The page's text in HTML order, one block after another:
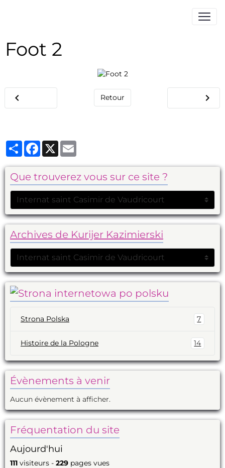
Foot 2
Retour
PartagerFacebook
X
Que trouverez vous sur ce site ?
Archives de Kurijer Kazimierski
Strona Polska 7
Histoire de la Pologne 14
Évènements à venir
Aucun évènement à afficher.
Fréquentation du site
Aujourd'hui
111 visiteurs - 229 pages vues